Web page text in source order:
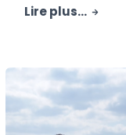
déjà :? L’Avenir :...
Lire plus...